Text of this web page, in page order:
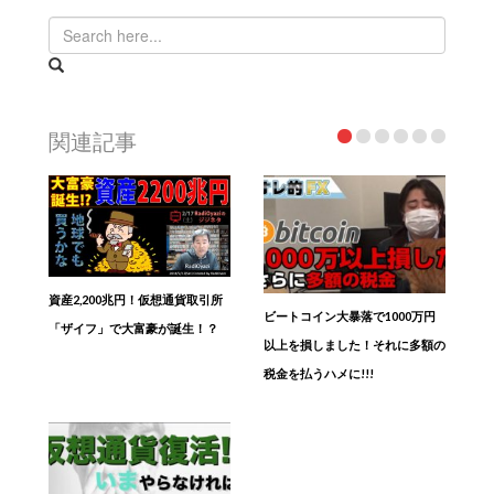
関連記事
資産2,200兆円！仮想通貨取引所
「ザイフ」で大富豪が誕生！？
ビートコイン大暴落で1000万円
以上を損しました！それに多額の
税金を払うハメに!!!